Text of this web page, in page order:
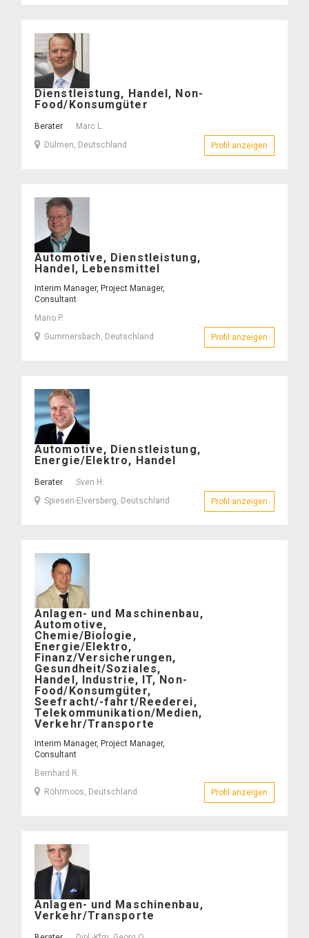
Marc
L.
Dienstleistung, Handel, Non-
Food/Konsumgüter
Berater
Marc L.
Dülmen, Deutschland
Profil anzeigen
Mario
P.
Automotive, Dienstleistung,
Handel, Lebensmittel
Interim Manager, Project Manager,
Consultant
Mario P.
Gummersbach, Deutschland
Profil anzeigen
Sven
H.
Automotive, Dienstleistung,
Energie/Elektro, Handel
Berater
Sven H.
Spiesen-Elversberg, Deutschland
Profil anzeigen
Bernhard
R.
–
Anlagen- und Maschinenbau,
Automotive,
Chemie/Biologie,
Energie/Elektro,
Finanz/Versicherungen,
Gesundheit/Soziales,
Handel, Industrie, IT, Non-
Food/Konsumgüter,
Seefracht/-fahrt/Reederei,
Telekommunikation/Medien,
Verkehr/Transporte
Interim Manager, Project Manager,
Consultant
Bernhard R.
Röhrmoos, Deutschland
Profil anzeigen
Dipl.-
Kfm.
Anlagen- und Maschinenbau,
Verkehr/Transporte